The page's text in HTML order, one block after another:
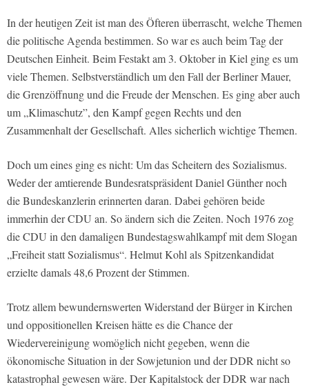
In der heutigen Zeit ist man des Öfteren überrascht, welche Themen
die politische Agenda bestimmen. So war es auch beim Tag der
Deutschen Einheit. Beim Festakt am 3. Oktober in Kiel ging es um
viele Themen. Selbstverständlich um den Fall der Berliner Mauer,
die Grenzöffnung und die Freude der Menschen. Es ging aber auch
um „Klimaschutz”, den Kampf gegen Rechts und den
Zusammenhalt der Gesellschaft. Alles sicherlich wichtige Themen.
Doch um eines ging es nicht: Um das Scheitern des Sozialismus.
Weder der amtierende Bundesratspräsident Daniel Günther noch
die Bundeskanzlerin erinnerten daran. Dabei gehören beide
immerhin der CDU an. So ändern sich die Zeiten. Noch 1976 zog
die CDU in den damaligen Bundestagswahlkampf mit dem Slogan
„Freiheit statt Sozialismus“. Helmut Kohl als Spitzenkandidat
erzielte damals 48,6 Prozent der Stimmen.
Trotz allem bewundernswerten Widerstand der Bürger in Kirchen
und oppositionellen Kreisen hätte es die Chance der
Wiedervereinigung womöglich nicht gegeben, wenn die
ökonomische Situation in der Sowjetunion und der DDR nicht so
katastrophal gewesen wäre. Der Kapitalstock der DDR war nach